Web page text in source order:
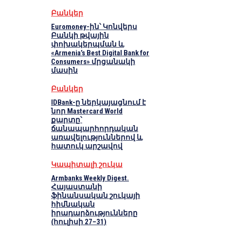
Բանկեր
Euromoney-ին՝ Կոնվերս
Բանկի թվային
փոխակերպման և
«Armenia’s Best Digital Bank for
Consumers» մրցանակի
մասին
Բանկեր
IDBank-ը ներկայացնում է
նոր Mastercard World
քարտը՝
ճանապարհորդական
առավելություններով և
հատուկ արշավով
Կապիտալի շուկա
Armbanks Weekly Digest.
Հայաստանի
ֆինանսական շուկայի
հիմնական
իրադարձությունները
(հուլիսի 27–31)